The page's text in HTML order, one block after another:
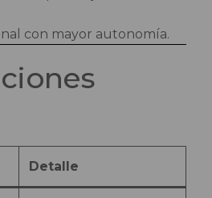
con mayor autonomía.
Detalle